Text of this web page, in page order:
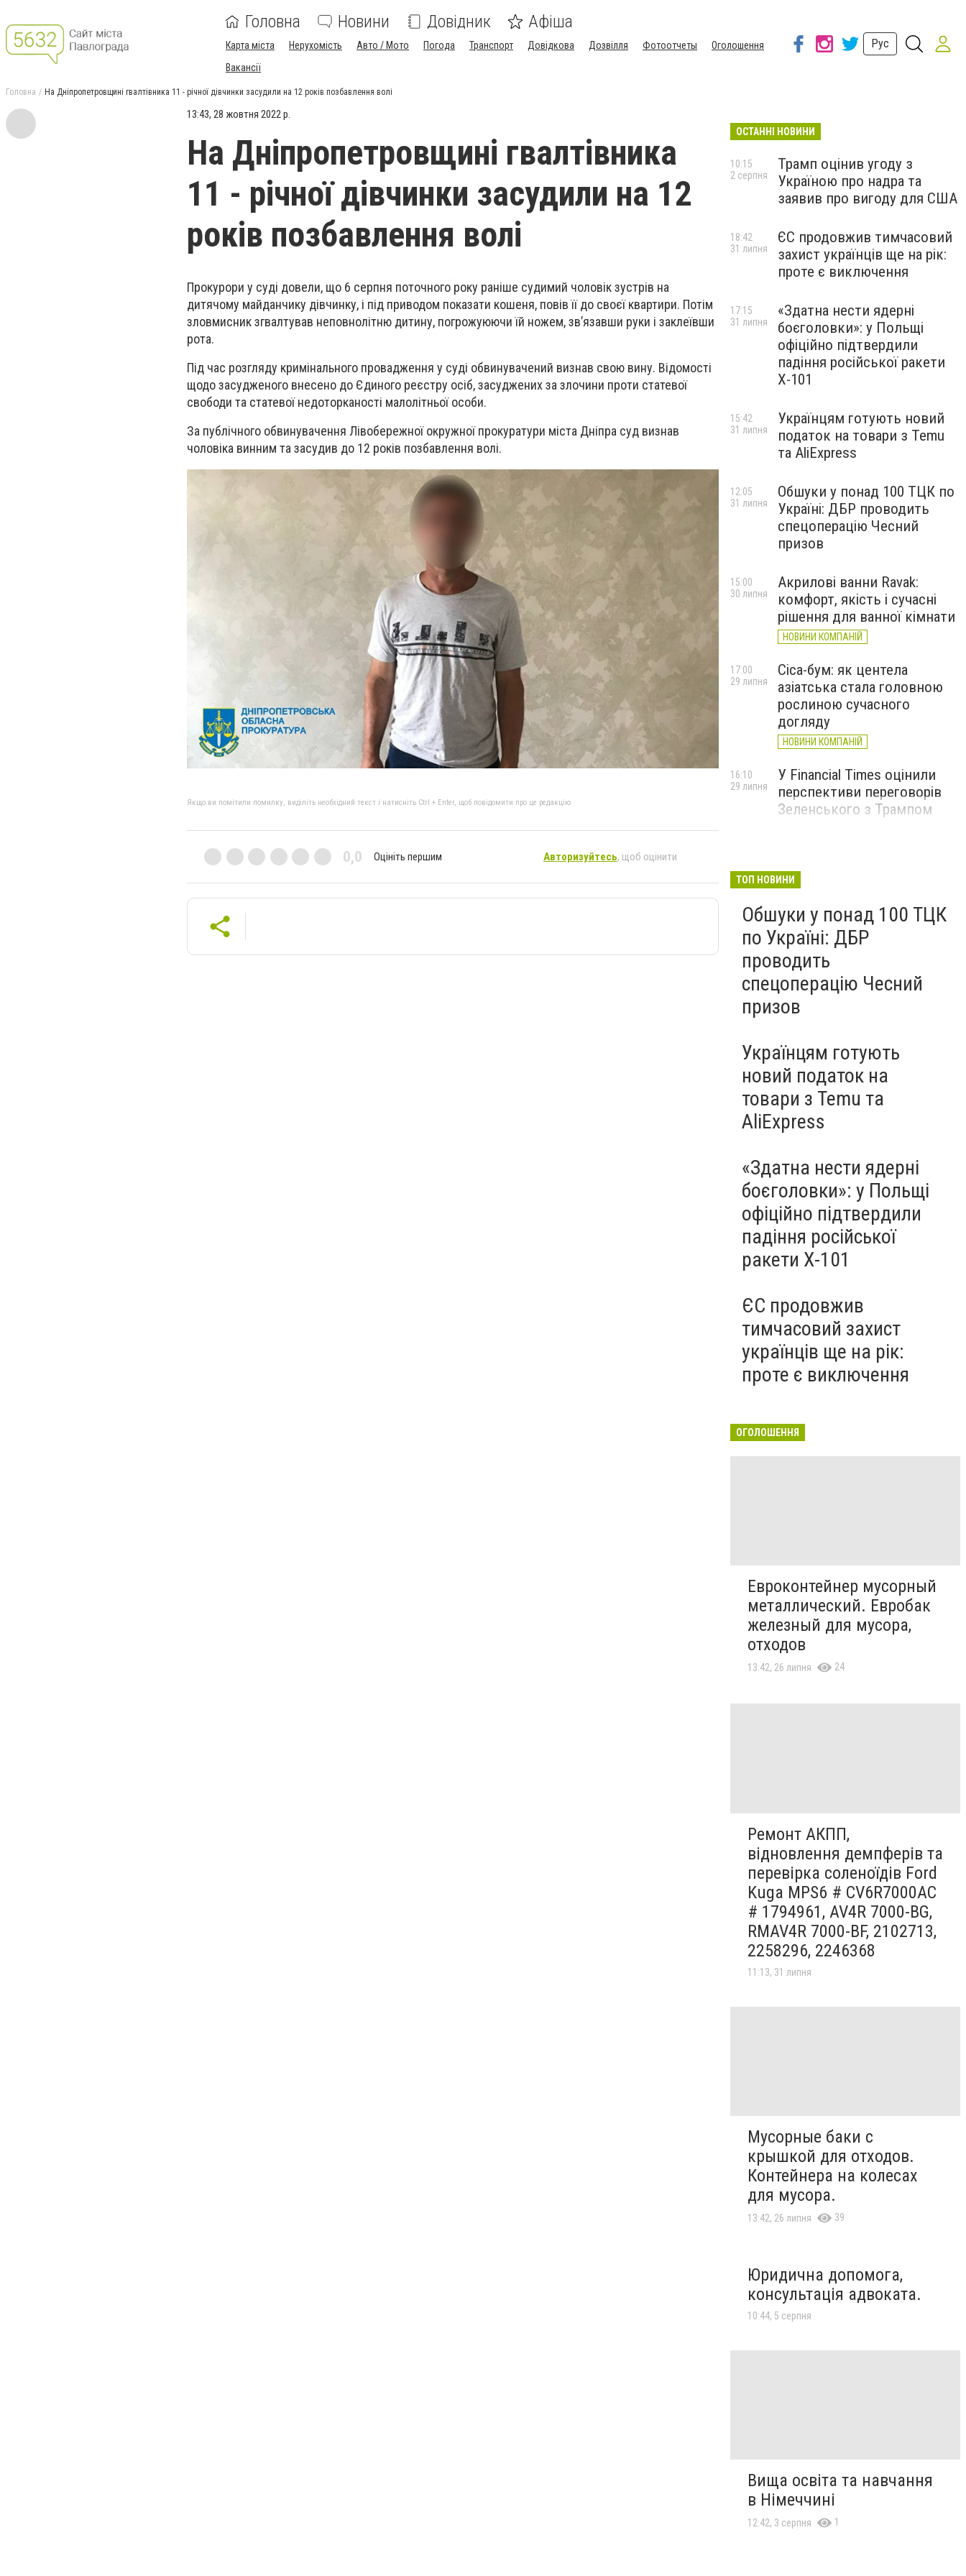
Головна Новини Довідник Афіша
Карта міста Нерухомість Авто / Мото Погода Транспорт Довідкова Дозвілля Фотоотчеты
Оголошення
Вакансії
Рус
Головна На Дніпропетровщині гвалтівника 11 - річної дівчинки засудили на 12 років позбавлення волі
13:43, 28 жовтня 2022 р.
На Дніпропетровщині гвалтівника
11 - річної дівчинки засудили на 12
років позбавлення волі
Прокурори у суді довели, що 6 серпня поточного року раніше судимий чоловікзустрів на
дитячому майданчику дівчинку, і під приводом показати кошеня, повів її до своєї квартири. Потім
зловмисник згвалтував неповнолітню дитину, погрожуюючи їй ножем, зв’язавши руки і заклеївши
рота.
Під час розгляду кримінального провадження у суді обвинувачений визнав свою вину. Відомості
щодо засудженого внесено до Єдиного реєстру осіб, засуджених за злочини проти статевої
свободи та статевої недоторканості малолітньої особи.
За публічного обвинувачення Лівобережної окружної прокуратури міста Дніпра суд визнав
чоловіка винним та засудив до 12 років позбавлення волі.
Якщо ви помітили помилку, виділіть необхідний текст і натисніть Ctrl + Enter, щоб повідомити про це редакцію
0,0 Оцініть першим Авторизуйтесь, щоб оцінити
ОСТАННІ НОВИНИ
Трамп оцінив угоду з
Україною про надра та
заявив про вигоду для США
10:15
2 серпня
ЄС продовжив тимчасовий
захист українців ще на рік:
проте є виключення
18:42
31 липня
«Здатна нести ядерні
боєголовки»: у Польщі
офіційно підтвердили
падіння російської ракети
Х-101
17:15
31 липня
Українцям готують новий
податок на товари з Temu
та AliExpress
15:42
31 липня
Обшуки у понад 100 ТЦК по
Україні: ДБР проводить
спецоперацію Чесний
призов
12:05
31 липня
Акрилові ванни Ravak:
комфорт, якість і сучасні
рішення для ванної кімнати
НОВИНИ КОМПАНІЙ
15:00
30 липня
Cica-бум: як центела
азіатська стала головною
рослиною сучасного
догляду
НОВИНИ КОМПАНІЙ
17:00
29 липня
У Financial Times оцінили
перспективи переговорів
Зеленського з Трампом
16:10
29 липня
ТОП НОВИНИ
Обшуки у понад 100 ТЦК
по Україні: ДБР
проводить
спецоперацію Чесний
призов
Українцям готують
новий податок на
товари з Temu та
AliExpress
«Здатна нести ядерні
боєголовки»: у Польщі
офіційно підтвердили
падіння російської
ракети Х-101
ЄС продовжив
тимчасовий захист
українців ще на рік:
проте є виключення
ОГОЛОШЕННЯ
Евроконтейнер мусорный
металлический. Евробак
железный для мусора,
отходов
13:42, 26 липня 24
Ремонт АКПП,
відновлення демпферів та
перевірка соленоїдів Ford
Kuga MPS6 # CV6R7000AC
# 1794961, AV4R 7000-BG,
RMAV4R 7000-BF, 2102713,
2258296, 2246368
11:13, 31 липня
Мусорные баки с
крышкой для отходов.
Контейнера на колесах
для мусора.
13:42, 26 липня 39
Юридична допомога,
консультація адвоката.
10:44, 5 серпня
Вища освіта та навчання
в Німеччині
12:42, 3 серпня 1